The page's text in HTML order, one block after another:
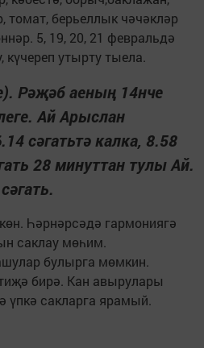
томат, берьеллык чәчәкләр
5, 19, 20, 21 февральдә
күчереп утырту тыела.
Рәҗәб аеның 14нче
Ай Арыслан
сәгатьтә калка, 8.58
28 минуттан тулы Ай.
Һәрнәрсәдә гармониягә
сак­лау мөһим.
булырга мөмкин.
бирә. Кан авырулары
үпкә сакларга ярамый.